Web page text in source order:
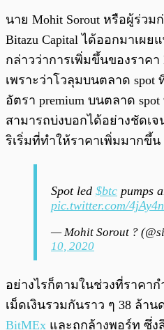
นาย Mohit Sorout หรือผู้ร่ว
Bitazu Capital ได้ออกมาเผ
กล่าวว่าการเพิ่มขึ้นของราค
เพราะว่าโวลุมบนตลาด
อัตรา premium บนตลาด
สามารถบ่งบอกได้อย่างชัดเ
ริเริ่มที่ทำให้ราคาเพิ่มมากขึ้น
Spot led $btc pumps
pic.twitter.com/
— Mohit Sorout ?
10, 2020
อย่างไรก็ตามในช่วงที่ราคา
เม็ดเงินรวมกันราว ๆ 38 ล้า
BitMEx และถูกล้างพอร์ท ซึ่ง